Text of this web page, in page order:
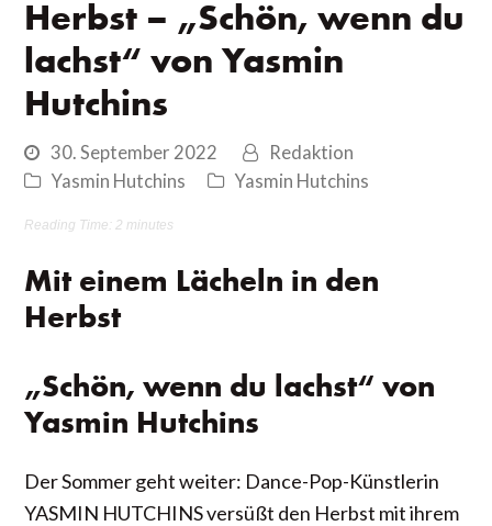
Herbst – „Schön, wenn du
lachst“ von Yasmin
Hutchins
30. September 2022
Redaktion
Yasmin Hutchins
Yasmin Hutchins
Reading Time: 2 minutes
Mit einem Lächeln in den
Herbst
„Schön, wenn du lachst“ von
Yasmin Hutchins
Der Sommer geht weiter: Dance-Pop-Künstlerin
YASMIN HUTCHINS versüßt den Herbst mit ihrem